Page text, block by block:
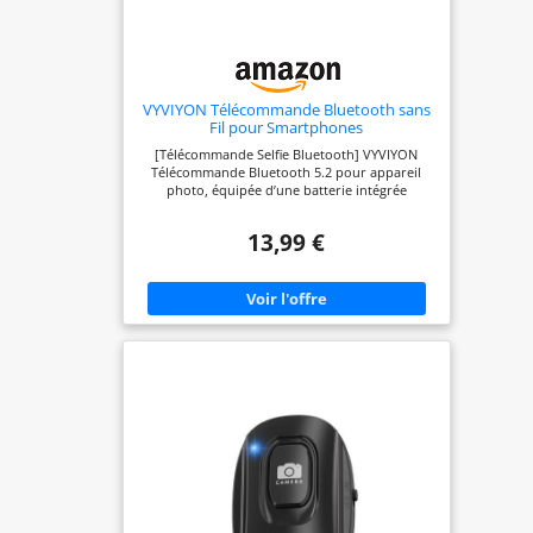
VYVIYON Télécommande Bluetooth sans
Fil pour Smartphones
[Télécommande Selfie Bluetooth] VYVIYON
Télécommande Bluetooth 5.2 pour appareil
photo, équipée d’une batterie intégrée
l’utilisation des piles jetables. Profitez d’une
utilisation quotidienne pratique et
économique. [Tirage à distance] Parfait pour
les couples en voyage ou les photos de famille,
évitez les situations embarrassantes en
facile dans un rayon de 10 mètres, adieu aux
limites du tirage à la main. Idéal pour les
voyages, les fêtes, les check-ins en plein air et
bien d'autres scénarios, que ce soit une photo
solo ou en groupe, tout peut être réalisé
facilement. [Design compact et portable] Avec
13,99 €